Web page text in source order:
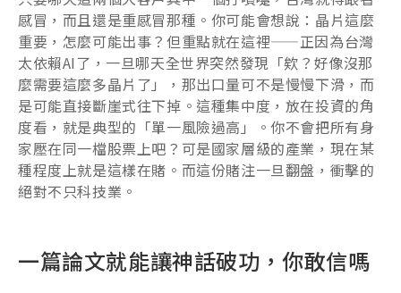
感冒，而且還是重感冒那種。你可能會想說：晶片這麼
重要，怎麼可能出事？但重點就在這裡——正因為台灣
太依賴AI了，一旦哪天全世界突然發現「欸？好像沒那
麼需要這麼多晶片了」，那出口量可不是慢慢下滑，而
是可能直接斷崖式往下掉。這種集中度，放在投資的角
度看，就是典型的「單一風險過高」。你不會把所有身
家壓在同一檔股票上吧？可是國家層級的產業，現在某
種程度上就是這樣在賭。而這份賭注一旦翻盤，衝擊的
絕對不只科技業。
一篇論文就能讓神話破功，你敢信嗎